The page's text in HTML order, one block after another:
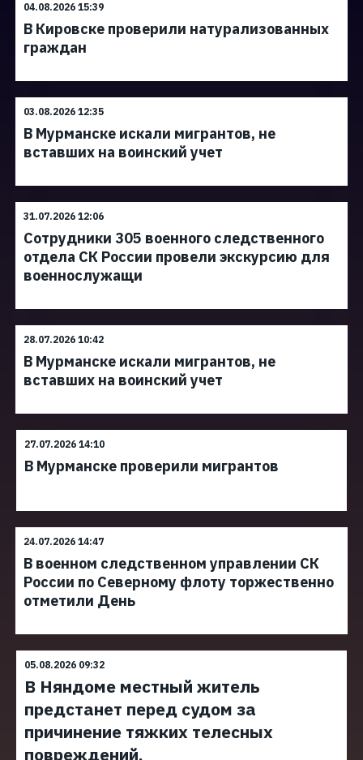
04.08.2026 15:39
В Кировске проверили натурализованных
граждан
03.08.2026 12:35
В Мурманске искали мигрантов, не
вставших на воинский учет
31.07.2026 12:06
Сотрудники 305 военного следственного
отдела СК России провели экскурсию для
военнослужащи
28.07.2026 10:42
В Мурманске искали мигрантов, не
вставших на воинский учет
27.07.2026 14:10
В Мурманске проверили мигрантов
24.07.2026 14:47
В военном следственном управлении СК
России по Северному флоту торжественно
отметили День
05.08.2026 09:32
В Няндоме местный житель
предстанет перед судом за
причинение тяжких телесных
повреждений,